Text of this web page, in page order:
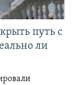
путь с
ли